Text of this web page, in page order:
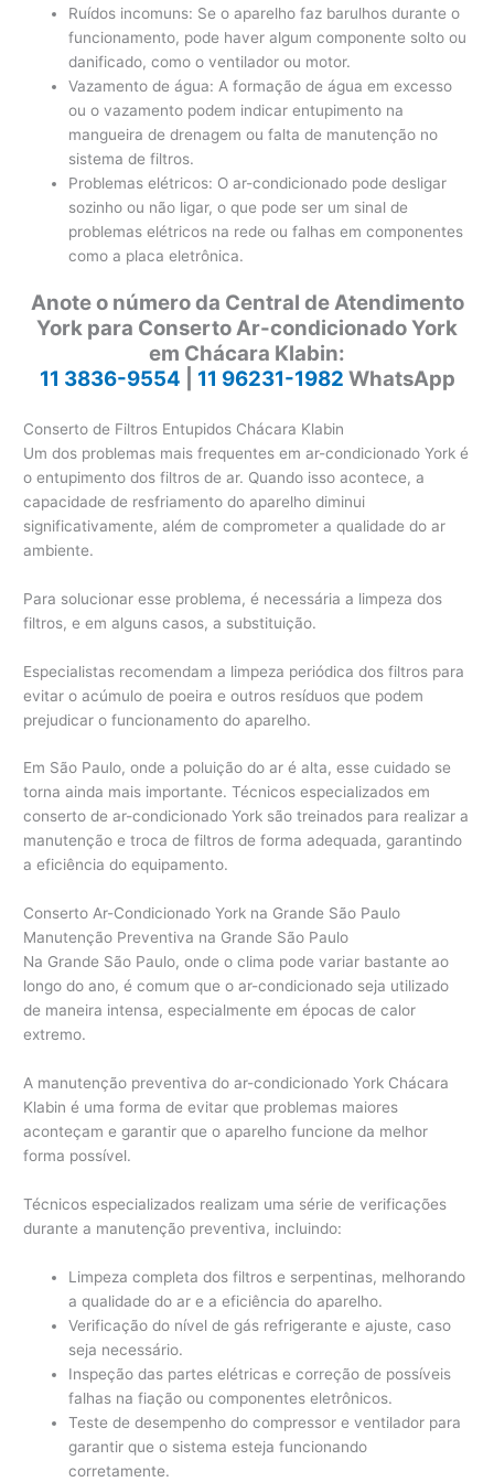
Ruídos incomuns: Se o aparelho faz barulhos durante o
funcionamento, pode haver algum componente solto ou
danificado, como o ventilador ou motor.
Vazamento de água: A formação de água em excesso
ou o vazamento podem indicar entupimento na
mangueira de drenagem ou falta de manutenção no
sistema de filtros.
Problemas elétricos: O ar-condicionado pode desligar
sozinho ou não ligar, o que pode ser um sinal de
problemas elétricos na rede ou falhas em componentes
como a placa eletrônica.
Anote o número da Central de Atendimento
York para Conserto Ar-condicionado York
em Chácara Klabin:
11 3836-9554
11 96231-1982 WhatsApp
Conserto de Filtros Entupidos Chácara Klabin
Um dos problemas mais frequentes em ar-condicionado York é
o entupimento dos filtros de ar. Quando isso acontece, a
capacidade de resfriamento do aparelho diminui
significativamente, além de comprometer a qualidade do ar
ambiente.
Para solucionar esse problema, é necessária a limpeza dos
filtros, e em alguns casos, a substituição.
Especialistas recomendam a limpeza periódica dos filtros para
evitar o acúmulo de poeira e outros resíduos que podem
prejudicar o funcionamento do aparelho.
Em São Paulo, onde a poluição do ar é alta, esse cuidado se
torna ainda mais importante. Técnicos especializados em
conserto de ar-condicionado York são treinados para realizar a
manutenção e troca de filtros de forma adequada, garantindo
a eficiência do equipamento.
Conserto Ar-Condicionado York na Grande São Paulo
Manutenção Preventiva na Grande São Paulo
Na Grande São Paulo, onde o clima pode variar bastante ao
longo do ano, é comum que o ar-condicionado seja utilizado
de maneira intensa, especialmente em épocas de calor
extremo.
A manutenção preventiva do ar-condicionado York Chácara
Klabin é uma forma de evitar que problemas maiores
aconteçam e garantir que o aparelho funcione da melhor
forma possível.
Técnicos especializados realizam uma série de verificações
durante a manutenção preventiva, incluindo:
Limpeza completa dos filtros e serpentinas, melhorando
a qualidade do ar e a eficiência do aparelho.
Verificação do nível de gás refrigerante e ajuste, caso
seja necessário.
Inspeção das partes elétricas e correção de possíveis
falhas na fiação ou componentes eletrônicos.
Teste de desempenho do compressor e ventilador para
garantir que o sistema esteja funcionando
corretamente.